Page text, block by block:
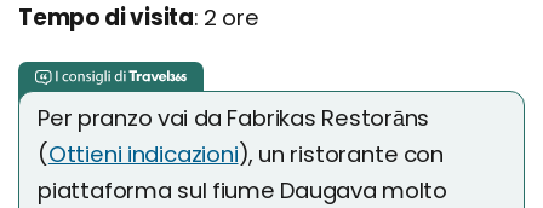
Tempo di visita: 2 ore
Per pranzo vai da Fabrikas Restorāns
(Ottieni indicazioni), un ristorante con
piattaforma sul fiume Daugava molto